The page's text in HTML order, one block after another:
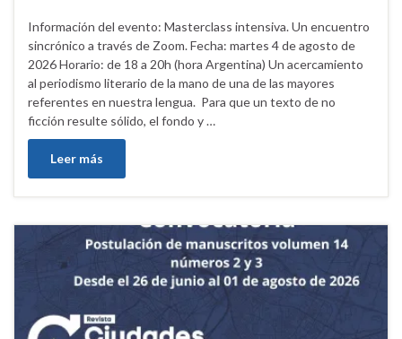
Información del evento: Masterclass intensiva. Un encuentro
sincrónico a través de Zoom. Fecha: martes 4 de agosto de
2026 Horario: de 18 a 20h (hora Argentina) Un acercamiento
al periodismo literario de la mano de una de las mayores
referentes en nuestra lengua. Para que un texto de no
ficción resulte sólido, el fondo y …
Leer más